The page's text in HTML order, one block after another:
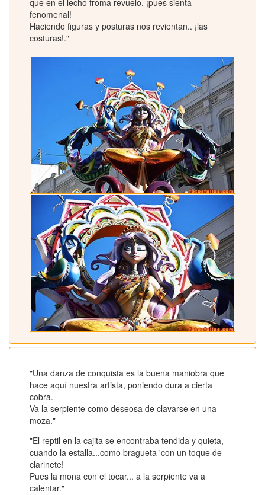
fenomenal!
Haciendo figuras y posturas nos revientan.. ¡las
costuras!."
"Una danza de conquista es la buena maniobra que
hace aquí nuestra artista, poniendo dura a cierta
cobra.
Va la serpiente como deseosa de clavarse en una
moza."
"El reptil en la cajita se encontraba tendida y quieta,
cuando la estalla...como bragueta 'con un toque de
clarinete!
Pues la mona con el tocar... a la serpiente va a
calentar."